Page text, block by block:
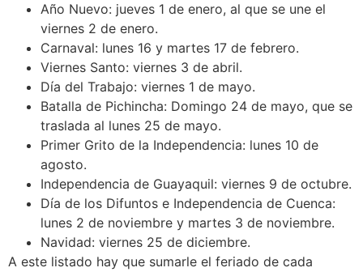
Año Nuevo: jueves 1 de enero, al que se une el
viernes 2 de enero.
Carnaval: lunes 16 y martes 17 de febrero.
Viernes Santo: viernes 3 de abril.
Día del Trabajo: viernes 1 de mayo.
Batalla de Pichincha: Domingo 24 de mayo, que se
traslada al lunes 25 de mayo.
Primer Grito de la Independencia: lunes 10 de
agosto.
Independencia de Guayaquil: viernes 9 de octubre.
Día de los Difuntos e Independencia de Cuenca:
lunes 2 de noviembre y martes 3 de noviembre.
Navidad: viernes 25 de diciembre.
A este listado hay que sumarle el feriado de cada